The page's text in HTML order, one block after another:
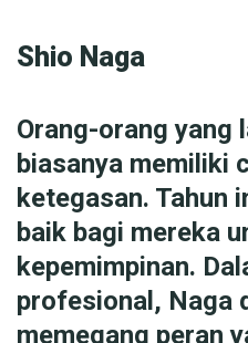
Shio Naga
Orang-orang yang
biasanya memiliki
ketegasan. Tahun
baik bagi mereka
kepemimpinan.
profesional, Naga
memegang peran